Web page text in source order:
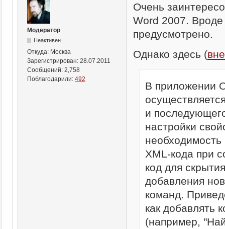
Модератор
Неактивен
Откуда: Москва
Зарегистрирован: 28.07.2011
Сообщений: 2,758
Поблагодарили: 492
Очень
Word 2007.
предусмотрено.
Однако здесь (
В приложении
и
настройки
XML-кода при
код для
добавления
команд.
как добавлять
(например,